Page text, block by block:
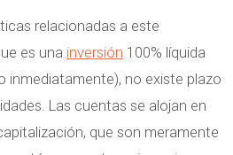
relacionadas a este
es una inversión 100% líquida
inmediatamente), no existe plazo
Las cuentas se alojan en
que son meramente